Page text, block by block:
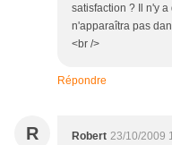
satisfaction ? Il n'y
n'apparaîtra pas
<br />
Répondre
R Robert 23/10/2009